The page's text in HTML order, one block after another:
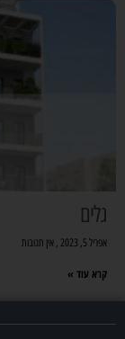
גלים
אפריל 5, 2023 אין תגובות
קרא עוד »